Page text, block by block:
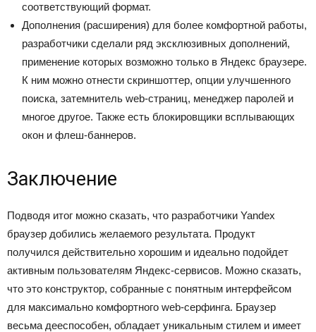
соответствующий формат.
Дополнения (расширения) для более комфортной работы,
разработчики сделали ряд эксклюзивных дополнений,
применение которых возможно только в Яндекс браузере.
К ним можно отнести скриншоттер, опции улучшенного
поиска, затемнитель web-страниц, менеджер паролей и
многое другое. Также есть блокировщики всплывающих
окон и флеш-баннеров.
Заключение
Подводя итог можно сказать, что разработчики Yandex
браузер добились желаемого результата. Продукт
получился действительно хорошим и идеально подойдет
активным пользователям Яндекс-сервисов. Можно сказать,
что это конструктор, собранные с понятным интерфейсом
для максимально комфортного web-серфинга. Браузер
весьма дееспособен, обладает уникальным стилем и имеет